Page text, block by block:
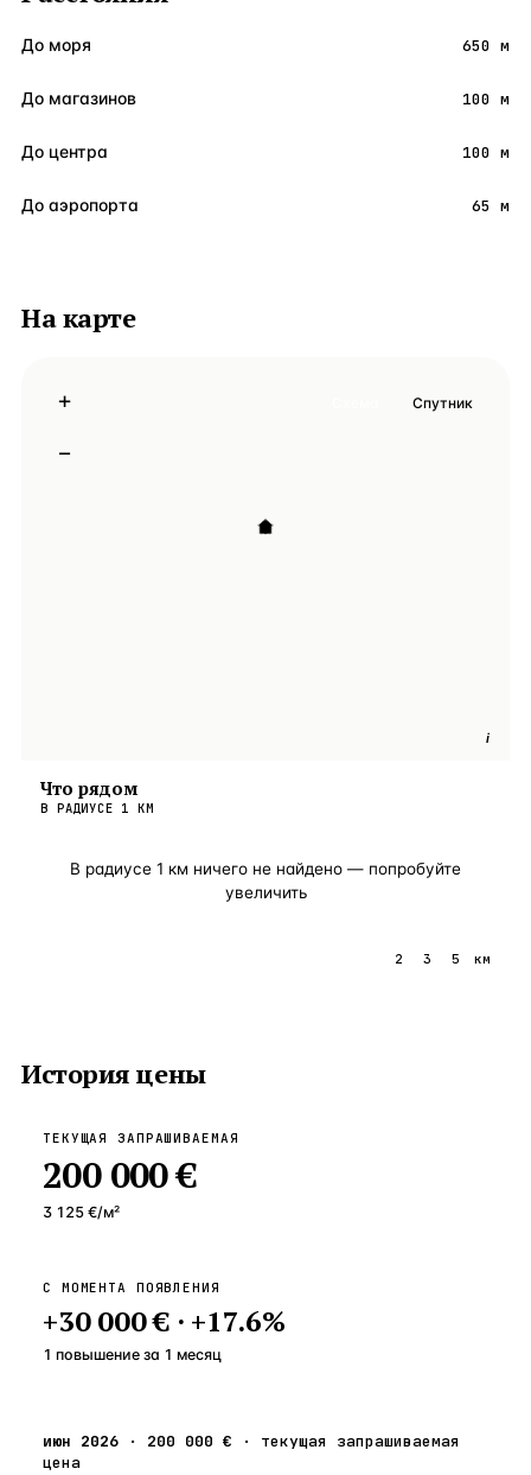
До моря 650 м
До магазинов 100 м
До центра 100 м
До аэропорта 65 м
На карте
i
+
−
Спутник
Что рядом
В РАДИУСЕ 1 КМ
В радиусе 1 км ничего не найдено — попробуйте
увеличить
2 3 5 км
История цены
ТЕКУЩАЯ ЗАПРАШИВАЕМАЯ
200 000 €
3 125 €/м²
С МОМЕНТА ПОЯВЛЕНИЯ
+30 000 €· +17.6%
1 повышение за 1 месяц
июн 2026 · 200 000 € · текущая запрашиваемая
цена